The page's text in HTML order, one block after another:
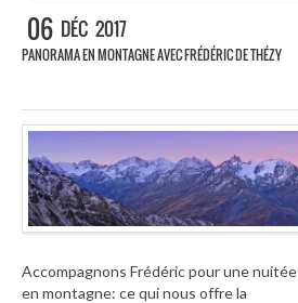
06 DÉC 2017
PANORAMA EN MONTAGNE AVEC FRÉDÉRIC DE THÉZY
Accompagnons Frédéric pour une nuitée
en montagne: ce qui nous offre la